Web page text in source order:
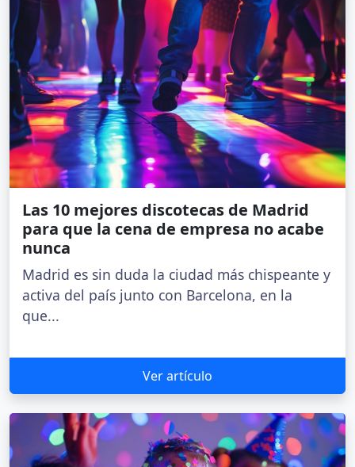
Las 10 mejores discotecas de Madrid
para que la cena de empresa no acabe
nunca
Madrid es sin duda la ciudad más chispeante y
activa del país junto con Barcelona, en la
que...
Ver artículo